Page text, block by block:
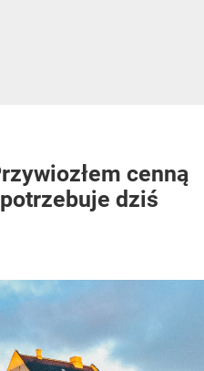
cenną
dziś